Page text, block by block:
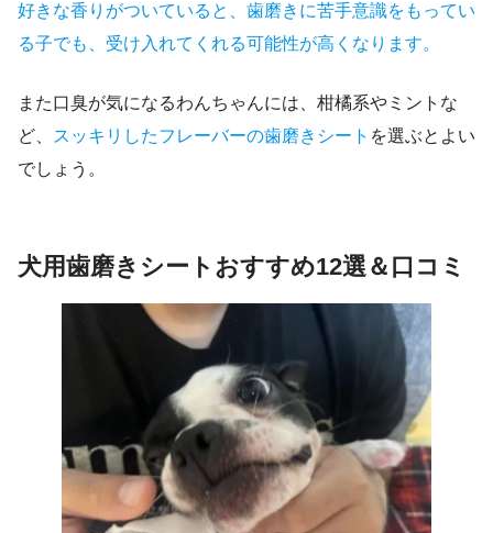
好きな香りがついていると、歯磨きに苦手意識をもってい
る子でも、受け入れてくれる可能性が高くなります。
また口臭が気になるわんちゃんには、柑橘系やミントな
ど、
スッキリしたフレーバーの歯磨きシート を選ぶとよい
でしょう。
犬用歯磨きシートおすすめ12選＆口コミ